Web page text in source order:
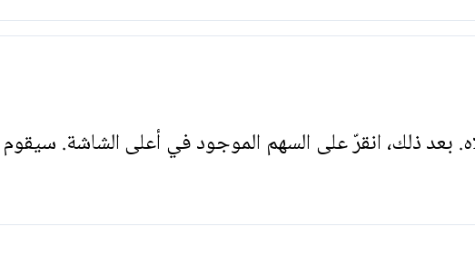
بعد ذلك، انقرّ على السهم الموجود في أعلى الشاشة.